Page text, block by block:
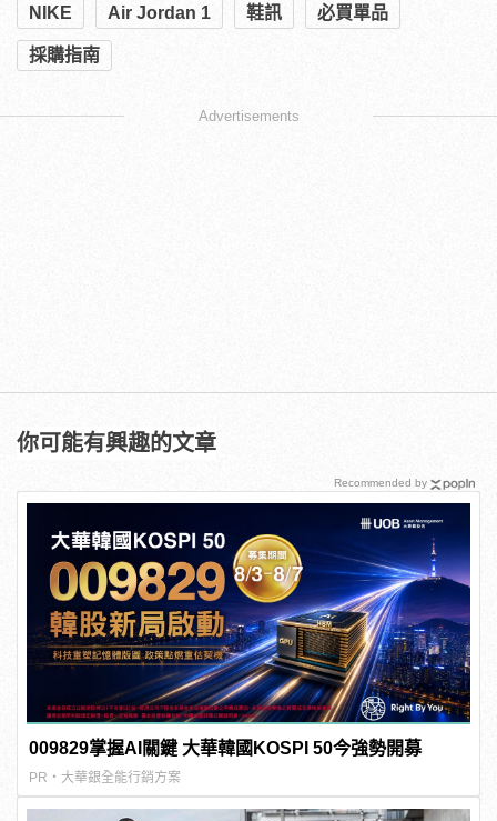
NIKE Air Jordan 1 鞋訊 必買單品
採購指南
Advertisements
你可能有興趣的文章
009829掌握AI關鍵 大華韓國KOSPI 50今強勢開募
PR・大華銀全能行銷方案
Recommended by